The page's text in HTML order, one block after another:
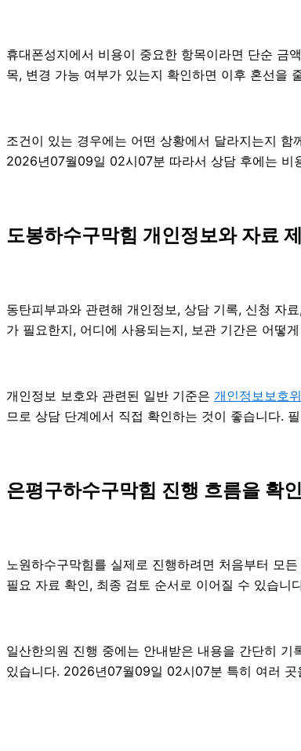
휴대폰성지에서 비용이 중요한 항목이라면 단순
목, 변경 가능 여부가 있는지 확인하면 이후 혼선을
조건이 있는 경우에는 어떤 상황에서 달라지는지
2026년07월09일 02시07분 따라서 상담 후에는 비
도봉하수구막힘 개인정보와 자료
동탄피부과와 관련해 개인정보, 상담 기록, 신청 자
가 필요한지, 어디에 사용되는지, 보관 기간은 어떻
개인정보 보호와 관련된 일반 기준은 개인정보보호
므로 상담 단계에서 직접 확인하는 것이 좋습니다.
은평구하수구막힘 진행 흐름을 확
노원하수구막힘를 실제로 진행하려면 처음부터 모
필요 자료 확인, 최종 검토 순서로 이어질 수 있습니
일산한의원 진행 중에는 안내받은 내용을 간단히
있습니다. 2026년07월09일 02시07분 특히 여러